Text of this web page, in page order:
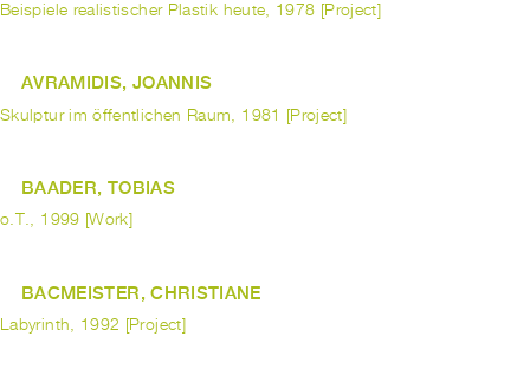
Beispiele realistischer Plastik heute, 1978 [Project]
AVRAMIDIS, JOANNIS
Skulptur im öffentlichen Raum, 1981 [Project]
BAADER, TOBIAS
o.T., 1999 [Work]
BACMEISTER, CHRISTIANE
Labyrinth, 1992 [Project]